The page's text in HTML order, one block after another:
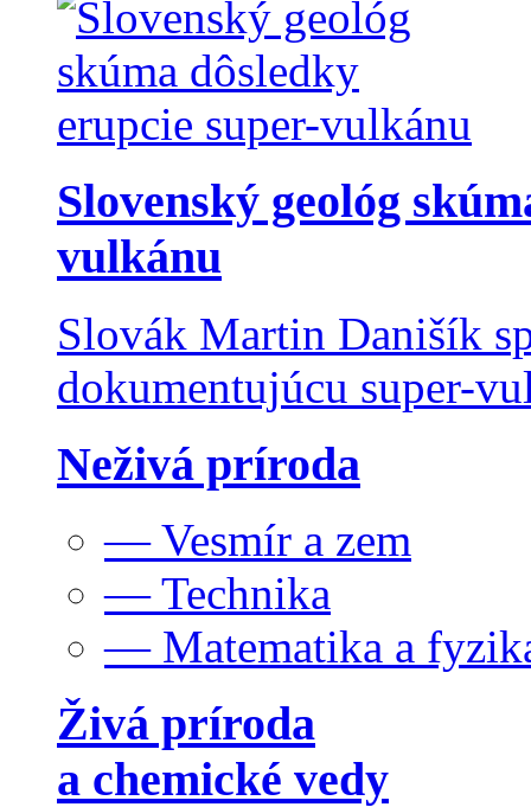
Slovenský geológ
vulkánu
Slovák Martin Danišík
dokumentujúcu super-
Neživá príroda
— Vesmír a zem
— Technika
— Matematika a
Živá príroda
a chemické vedy